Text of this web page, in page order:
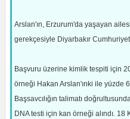
Arslan'ın, Erzurum'da yaşayan
gerekçesiyle Diyarbakır
Başvuru üzerine kimlik tespiti için
örneği Hakan Arslan'ınki ile yüzde
Başsavcılığın talimatı
DNA testi için kan örneği alındı.